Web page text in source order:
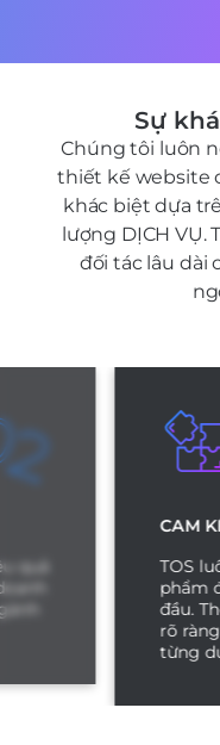
Sự
Chúng tôi luôn
thiết kế website
khác biệt dựa
lượng DỊCH VỤ.
đối tác lâu dài
CAM KẾT
TOS luôn
phẩm
đầu. Thời
rõ ràng
từng dự án.